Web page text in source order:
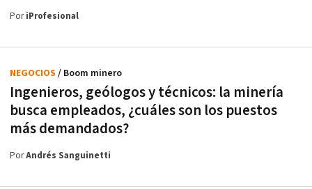
PoriProfesional
Ingenieros, geólogos y técnicos: la minería
busca empleados, ¿cuáles son los puestos
más demandados?
NEGOCIOS / Boom minero
PorAndrés Sanguinetti